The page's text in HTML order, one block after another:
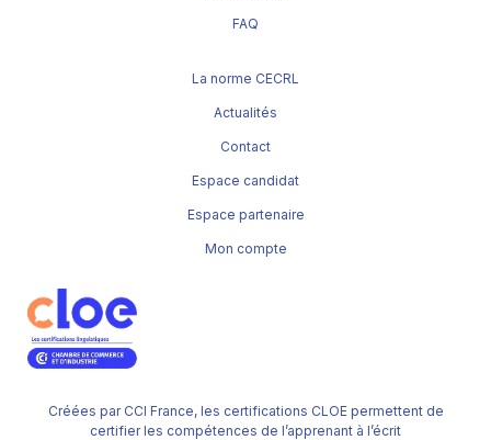
Créées par CCI France, les certifications CLOE permettent de
certifier les compétences de l’apprenant à l’écrit
FAQ
La norme CECRL
Actualités
Contact
Espace candidat
Espace partenaire
Mon compte